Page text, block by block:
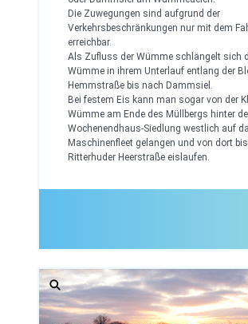
Die Zuwegungen sind aufgrund der
Verkehrsbeschränkungen nur mit dem
erreichbar.
Als Zufluss der Wümme schlängelt sich
Wümme in ihrem Unterlauf entlang der
Hemmstraße bis nach Dammsiel.
Bei festem Eis kann man sogar von der
Wümme am Ende des Müllbergs hinter
Wochenendhaus-Siedlung westlich auf
Maschinenfleet gelangen und von dort
Ritterhuder Heerstraße eislaufen.